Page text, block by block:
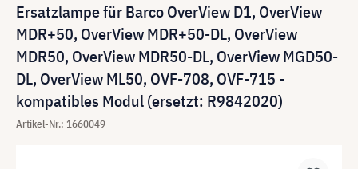
Ersatzlampe für Barco OverView D1, OverView
MDR+50, OverView MDR+50-DL, OverView
MDR50, OverView MDR50-DL, OverView MGD50-
DL, OverView ML50, OVF-708, OVF-715 -
kompatibles Modul (ersetzt: R9842020)
Artikel-Nr.: 1660049